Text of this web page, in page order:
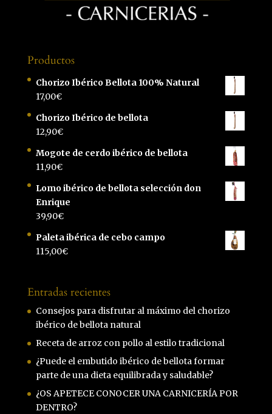
Productos
Chorizo Ibérico Bellota 100% Natural
17,00€
Chorizo Ibérico de bellota
12,90€
Mogote de cerdo ibérico de bellota
11,90€
Lomo ibérico de bellota selección don
Enrique
39,90€
Paleta ibérica de cebo campo
115,00€
Entradas recientes
Consejos para disfrutar al máximo del chorizo
ibérico de bellota natural
Receta de arroz con pollo al estilo tradicional
¿Puede el embutido ibérico de bellota formar
parte de una dieta equilibrada y saludable?
¿OS APETECE CONOCER UNA CARNICERÍA POR
DENTRO?